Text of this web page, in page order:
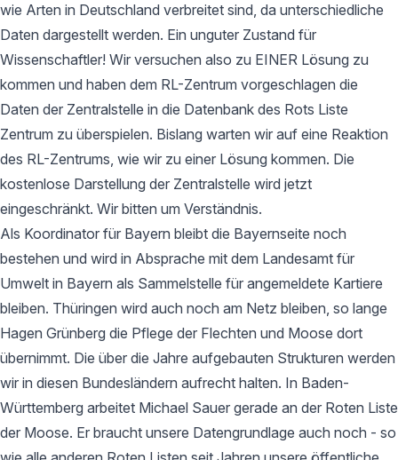
wie Arten in Deutschland verbreitet sind, da unterschiedliche
Daten dargestellt werden. Ein unguter Zustand für
Wissenschaftler! Wir versuchen also zu EINER Lösung zu
kommen und haben dem RL-Zentrum vorgeschlagen die
Daten der Zentralstelle in die Datenbank des Rots Liste
Zentrum zu überspielen. Bislang warten wir auf eine Reaktion
des RL-Zentrums, wie wir zu einer Lösung kommen. Die
kostenlose Darstellung der Zentralstelle wird jetzt
eingeschränkt. Wir bitten um Verständnis.
Als Koordinator für Bayern bleibt die Bayernseite noch
bestehen und wird in Absprache mit dem Landesamt für
Umwelt in Bayern als Sammelstelle für angemeldete Kartiere
bleiben. Thüringen wird auch noch am Netz bleiben, so lange
Hagen Grünberg die Pflege der Flechten und Moose dort
übernimmt. Die über die Jahre aufgebauten Strukturen werden
wir in diesen Bundesländern aufrecht halten. In Baden-
Württemberg arbeitet Michael Sauer gerade an der Roten Liste
der Moose. Er braucht unsere Datengrundlage auch noch - so